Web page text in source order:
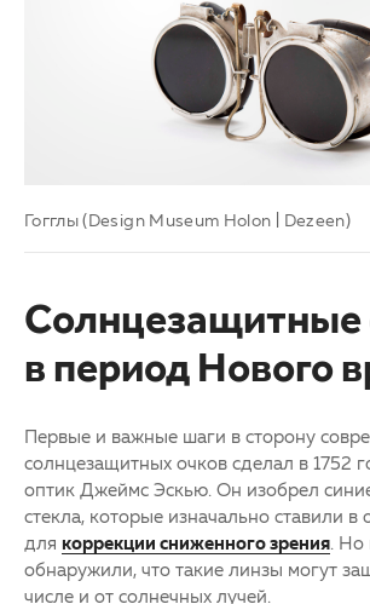
Гогглы (Design Museum Holon | Dezeen)
Солнцезащитные
в период Нового
Первые и важные шаги в сторону
солнцезащитных очков сделал в 1752
оптик Джеймс Эскью. Он изобрел
стекла, которые изначально ставили
для коррекции сниженного зрения. Но
обнаружили, что такие линзы могут
числе и от солнечных лучей.